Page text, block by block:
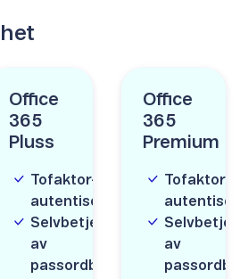
Office
365
Pluss
Tofaktor-
autentisering
Selvbetjening
av
passordbytte
Office
365
Premium
Tofaktor-
av